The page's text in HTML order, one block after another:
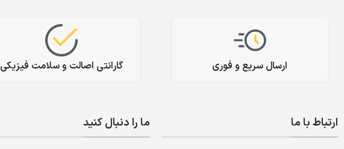
ارسال سریع و فوری گارانتی اصالت و سلامت فیزیکی
ارتباط با ما ما را دنبال کنید